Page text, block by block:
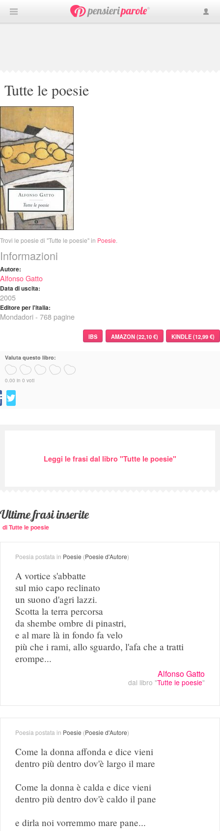
Tutte le poesie
Trovi le poesie di "Tutte le poesie" in Poesie
Informazioni
Autore:
Alfonso Gatto
Data di uscita:
2005
Editore per l'italia:
Mondadori - 768 pagine
IBS AMAZON (22,10 €) KINDLE (12,99 €)
Valuta questo libro:
0.00 in 0 voti
Leggi le frasi dal libro "Tutte le poesie"
Ultime frasi inserite
di Tutte le poesie
Poesia postata in Poesie (Poesie d'Autore)
A vortice s'abbatte
sul mio capo reclinato
un suono d'agri lazzi.
Scotta la terra percorsa
da shembe ombre di pinastri,
e al mare là in fondo fa velo
più che i rami, allo sguardo, l'afa che a tratti
erompe...
Alfonso Gatto
dal libro "Tutte le poesie"
Poesia postata in Poesie (Poesie d'Autore)
Come la donna affonda e dice vieni
dentro più dentro dov'è largo il mare
Come la donna è calda e dice vieni
dentro più dentro dov'è caldo il pane
e dirla noi vorremmo mare pane...